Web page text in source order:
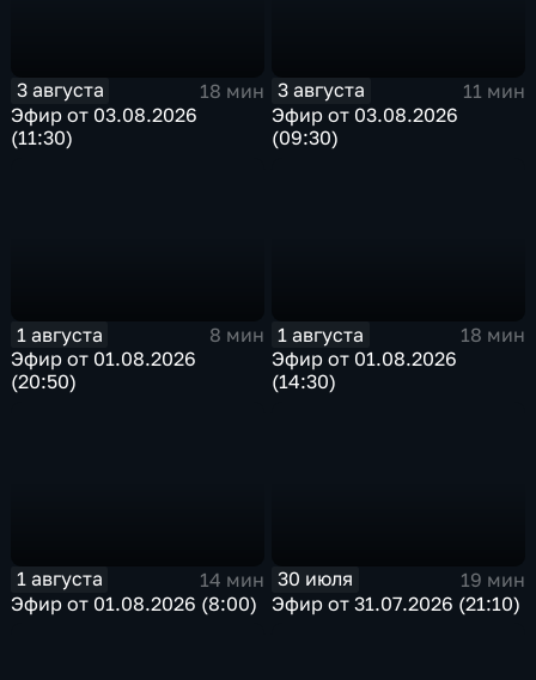
3 августа
18 мин
Эфир от 03.08.2026
(11:30)
3 августа
11 мин
Эфир от 03.08.2026
(09:30)
1 августа
8 мин
Эфир от 01.08.2026
(20:50)
1 августа
18 мин
Эфир от 01.08.2026
(14:30)
1 августа
14 мин
Эфир от 01.08.2026 (8:00)
30 июля
19 мин
Эфир от 31.07.2026 (21:10)